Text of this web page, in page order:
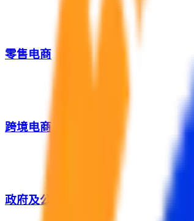
零售电商
跨境电商
政府及公共服务